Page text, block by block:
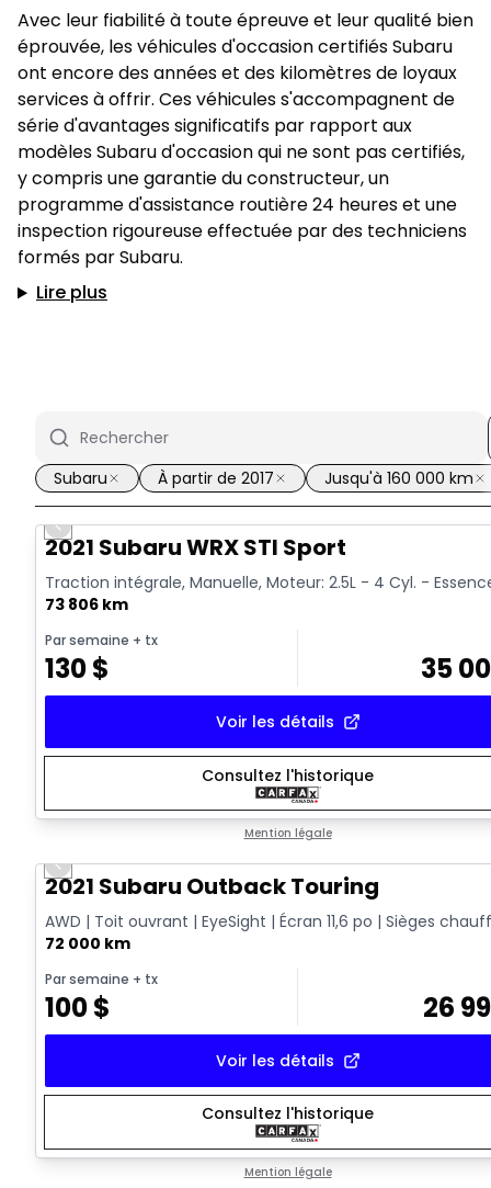
Avec leur fiabilité à toute épreuve et leur qualité bien
éprouvée, les véhicules d'occasion certifiés Subaru
ont encore des années et des kilomètres de loyaux
services à offrir. Ces véhicules s'accompagnent de
série d'avantages significatifs par rapport aux
modèles Subaru d'occasion qui ne sont pas certifiés,
y compris une garantie du constructeur, un
programme d'assistance routière 24 heures et une
inspection rigoureuse effectuée par des techniciens
formés par Subaru.
Lire plus
Subaru À partir de 2017 Jusqu'à 160 000 km
Vidéo disponible
Previous slide
2021 Subaru WRX STI Sport
Traction intégrale, Manuelle, Moteur: 2.5L - 4 Cyl. -
73 806 km
Par semaine + tx
130$ 35
Voir les détails
Consultez l'historique
Mention légale
Previous slide
2021 Subaru Outback Touring
AWD | Toit ouvrant | EyeSight | Écran 11,6 po | Sièges
72 000 km
Par semaine + tx
100$ 26
Voir les détails
Consultez l'historique
Mention légale